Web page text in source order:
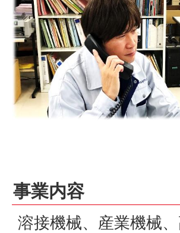
事業内容
溶接機械、産業機械